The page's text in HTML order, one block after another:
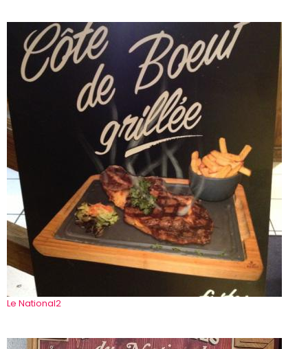
Le National2